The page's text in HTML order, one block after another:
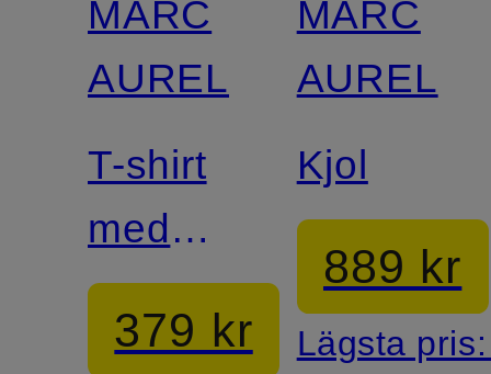
MARC
AUREL
T-shirt
med
smyckespärlor
379 kr
MARC
AUREL
Kjol
889 kr
Lägsta